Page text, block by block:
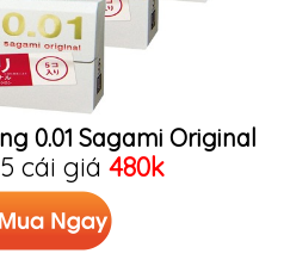
0.01 Sagami Original
cái giá 480k